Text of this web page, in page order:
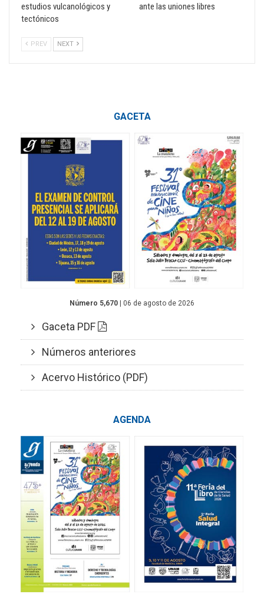
estudios vulcanológicos y
tectónicos
ante las uniones libres
PREV NEXT
GACETA
Número 5,670 | 06 de agosto de 2026
Gaceta PDF
Números anteriores
Acervo Histórico (PDF)
AGENDA